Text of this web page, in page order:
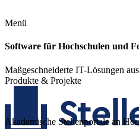
Menü
Software für Hochschulen und
Maßgeschneiderte IT-Lösungen
Produkte & Projekte
Akademische Stellenportale an